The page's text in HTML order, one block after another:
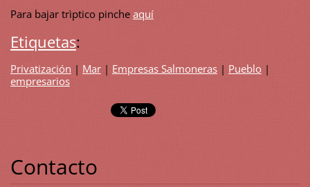
Para bajar trìptico pinche aquí
Etiquetas:
Privatización | Mar | Empresas Salmoneras | Pueblo |
empresarios
Contacto